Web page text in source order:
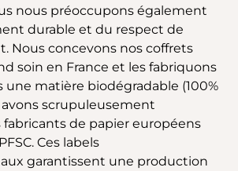
nous préoccupons également
durable et du respect de
Nous concevons nos coffrets
soin en France et les fabriquons
une matière biodégradable (100%
avons scrupuleusement
de papier européens
Ces labels
garantissent une production